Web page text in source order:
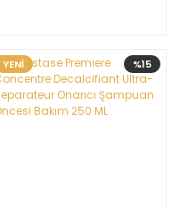
%15
YENİ